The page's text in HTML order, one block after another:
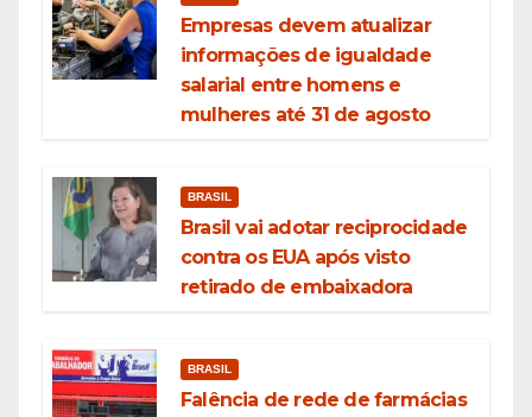
Empresas devem atualizar
informações de igualdade
salarial entre homens e
mulheres até 31 de agosto
BRASIL
Brasil vai adotar reciprocidade
contra os EUA após visto
retirado de embaixadora
BRASIL
Falência de rede de farmácias